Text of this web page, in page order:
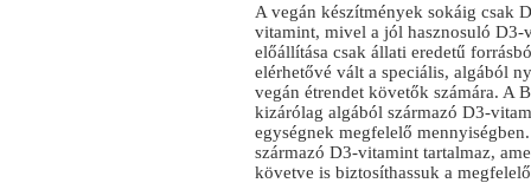
A vegán készítmények sokáig csak
vitamint, mivel a jól hasznosuló
előállítása csak állati eredetű
elérhetővé vált a speciális, algából
vegán étrendet követők számára.
kizárólag algából származó D3-
egységnek megfelelő
származó D3-vitamint tartalmaz,
követve is biztosíthassuk a